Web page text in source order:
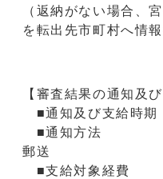
（返納がない場合、
を転出先市町村へ情
【審査結果の通知及び
■通知及び支給
■通知方法 審
郵
■支給対象経費